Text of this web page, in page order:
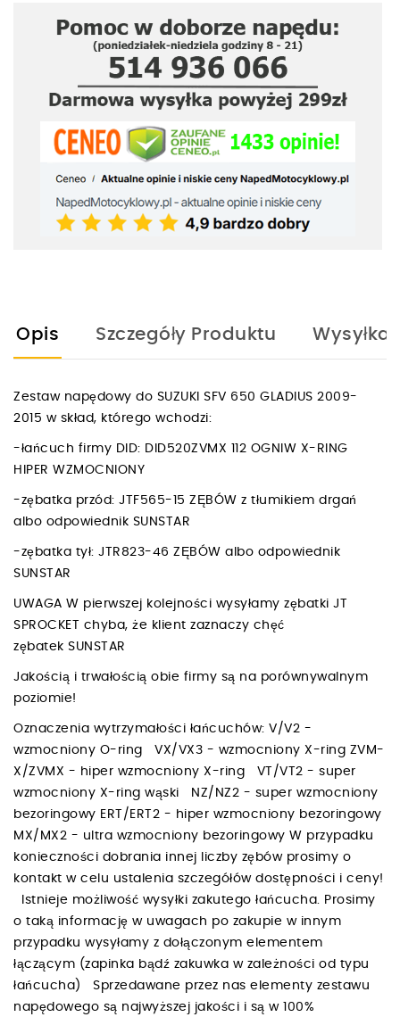
Opis Szczegóły Produktu Wysyłka
Zestaw napędowy do SUZUKI SFV 650 GLADIUS 2009-
2015 w skład, którego wchodzi:
-łańcuch firmy DID: DID520ZVMX 112 OGNIW X-RING
HIPER WZMOCNIONY
-zębatka przód: JTF565-15 ZĘBÓW z tłumikiem drgań
albo odpowiednik SUNSTAR
-zębatka tył: JTR823-46 ZĘBÓW albo odpowiednik
SUNSTAR
UWAGA W pierwszej kolejności wysyłamy zębatki JT
SPROCKET chyba, że klient zaznaczy chęć
zębatek SUNSTAR
Jakością i trwałością obie firmy są na porównywalnym
poziomie!
Oznaczenia wytrzymałości łańcuchów: V/V2 -
wzmocniony O-ring VX/VX3 - wzmocniony X-ring ZVM-
X/ZVMX - hiper wzmocniony X-ring VT/VT2 - super
wzmocniony X-ring wąski NZ/NZ2 - super wzmocniony
bezoringowy ERT/ERT2 - hiper wzmocniony bezoringowy
MX/MX2 - ultra wzmocniony bezoringowy W przypadku
konieczności dobrania innej liczby zębów prosimy o
kontakt w celu ustalenia szczegółów dostępności i ceny!
Istnieje możliwość wysyłki zakutego łańcucha. Prosimy
o taką informację w uwagach po zakupie w innym
przypadku wysyłamy z dołączonym elementem
łączącym (zapinka bądź zakuwka w zależności od typu
łańcucha) Sprzedawane przez nas elementy zestawu
napędowego są najwyższej jakości i są w 100%